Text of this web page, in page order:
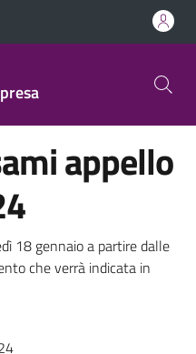
appello
18 gennaio a partire dalle
che verrà indicata in